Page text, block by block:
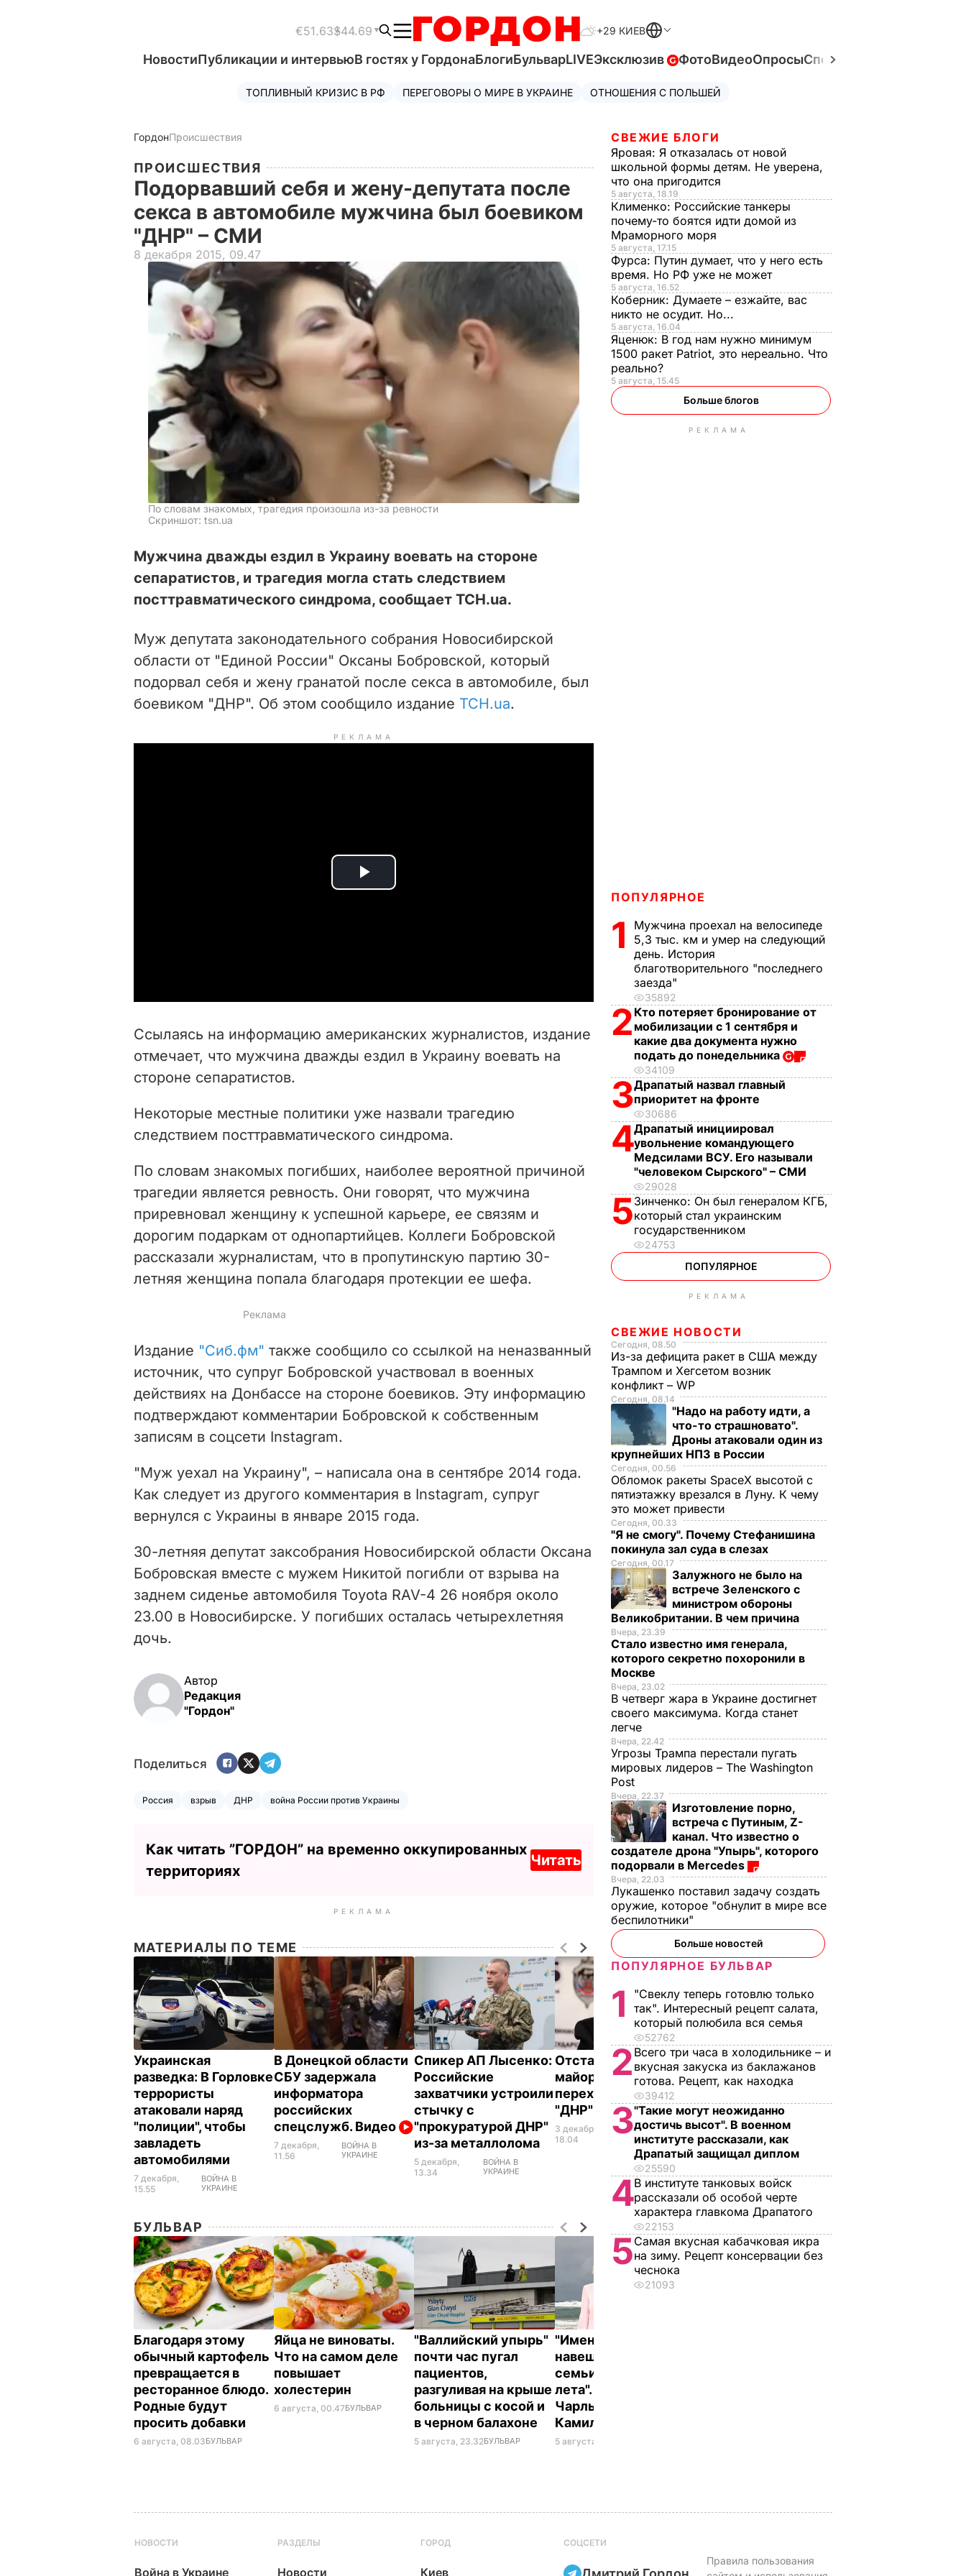
€51.63$44.69 +29 КИЕВ
НовостиПубликации и интервьюВ гостях у ГордонаБлогиБульварLIVEЭксклюзив ФотоВидеоОпросыСпецпроекты
ТОПЛИВНЫЙ КРИЗИС В РФ ПЕРЕГОВОРЫ О МИРЕ В УКРАИНЕ ОТНОШЕНИЯ С ПОЛЬШЕЙ
ГордонПроисшествия
ПРОИСШЕСТВИЯ
Подорвавший себя и жену-депутата после
секса в автомобиле мужчина был боевиком
"ДНР" – СМИ
8 декабря 2015, 09.47
По словам знакомых, трагедия произошла из-за ревности
Скриншот: tsn.ua
Мужчина дважды ездил в Украину воевать на стороне
сепаратистов, и трагедия могла стать следствием
посттравматического синдрома, сообщает ТСН.ua.
Муж депутата законодательного собрания Новосибирской
области от "Единой России" Оксаны Бобровской, который
подорвал себя и жену гранатой после секса в автомобиле, был
боевиком "ДНР". Об этом сообщило издание ТСН.ua.
РЕКЛАМА
P
i
e
o
Ссылаясь на информацию американских журналистов, издание
отмечает, что мужчина дважды ездил в Украину воевать на
стороне сепаратистов.
Некоторые местные политики уже назвали трагедию
следствием посттравматического синдрома.
По словам знакомых погибших, наиболее вероятной причиной
трагедии является ревность. Они говорят, что мужчина
приревновал женщину к успешной карьере, ее связям и
дорогим подаркам от однопартийцев. Коллеги Бобровской
рассказали журналистам, что в пропутинскую партию 30-
летняя женщина попала благодаря протекции ее шефа.
Издание "Сиб.фм" также сообщило со ссылкой на неназванный
источник, что супруг Бобровской участвовал в военных
действиях на Донбассе на стороне боевиков. Эту информацию
подтверждают комментарии Бобровской к собственным
записям в соцсети Instagram.
"Муж уехал на Украину", – написала она в сентябре 2014 года.
Как следует из другого комментария в Instagram, супруг
вернулся с Украины в январе 2015 года.
30-летняя депутат заксобрания Новосибирской области Оксана
Бобровская вместе с мужем Никитой погибли от взрыва на
заднем сиденье автомобиля Toyota RAV-4 26 ноября около
23.00 в Новосибирске. У погибших осталась четырехлетняя
дочь.
Автор
Редакция
"Гордон"
Поделиться
Россия взрыв ДНР война России против Украины
Как читать ”ГОРДОН” на временно оккупированных
территориях
Читать
РЕКЛАМА
МАТЕРИАЛЫ ПО ТЕМЕ
Украинская
разведка: В Горловке
террористы
атаковали наряд
"полиции", чтобы
завладеть
автомобилями
7 декабря,
15.55
ВОЙНА В
УКРАИНЕ
В Донецкой области
СБУ задержала
информатора
российских
спецслужб. Видео
7 декабря,
11.56
ВОЙНА В
УКРАИНЕ
Спикер АП Лысенко:
Российские
захватчики устроили
стычку с
"прокуратурой ДНР"
из-за металлолома
5 декабря,
13.34
ВОЙНА В
УКРАИНЕ
Отставной генерал-
майор СБУ объявил о
переходе на сторону
"ДНР"
3 декабря,
18.04
ВОЙНА В
УКРАИНЕ
БУЛЬВАР
Благодаря этому
обычный картофель
превращается в
ресторанное блюдо.
Родные будут
просить добавки
6 августа, 08.03БУЛЬВАР
Яйца не виноваты.
Что на самом деле
повышает
холестерин
6 августа, 00.47БУЛЬВАР
"Валлийский упырь"
почти час пугал
пациентов,
разгуливая на крыше
больницы с косой и
в черном балахоне
5 августа, 23.32БУЛЬВАР
"Именно там его
навещают члены
семьи в течение
лета". Где отдыхают
Чарльз III и его жена
Камилла
5 августа, 20.22
СВЕЖИЕ БЛОГИ
Яровая: Я отказалась от новой
школьной формы детям. Не уверена,
что она пригодится
5 августа, 18.19
Клименко: Российские танкеры
почему-то боятся идти домой из
Мраморного моря
5 августа, 17.15
Фурса: Путин думает, что у него есть
время. Но РФ уже не может
5 августа, 16.52
Коберник: Думаете – езжайте, вас
никто не осудит. Но...
5 августа, 16.04
Яценюк: В год нам нужно минимум
1500 ракет Patriot, это нереально. Что
реально?
5 августа, 15.45
Больше блогов
РЕКЛАМА
ПОПУЛЯРНОЕ
1
Мужчина проехал на велосипеде
5,3 тыс. км и умер на следующий
день. История
благотворительного "последнего
заезда"
35892
2 Кто потеряет бронирование от
мобилизации с 1 сентября и
какие два документа нужно
подать до понедельника
34109
3Драпатый назвал главный
приоритет на фронте
30686
4Драпатый инициировал
увольнение командующего
Медсилами ВСУ. Его называли
"человеком Сырского" – СМИ
29028
5Зинченко: Он был генералом КГБ,
который стал украинским
государственником
24753
ПОПУЛЯРНОЕ
РЕКЛАМА
СВЕЖИЕ НОВОСТИ
Сегодня, 08.50
Из-за дефицита ракет в США между
Трампом и Хегсетом возник
конфликт – WP
Сегодня, 08.14
"Надо на работу идти, а
что-то страшновато".
Дроны атаковали один из
крупнейших НПЗ в России
Сегодня, 00.56
Обломок ракеты SpaceX высотой с
пятиэтажку врезался в Луну. К чему
это может привести
Сегодня, 00.33
"Я не смогу". Почему Стефанишина
покинула зал суда в слезах
Сегодня, 00.17
Залужного не было на
встрече Зеленского с
министром обороны
Великобритании. В чем причина
Вчера, 23.39
Стало известно имя генерала,
которого секретно похоронили в
Москве
Вчера, 23.02
В четверг жара в Украине достигнет
своего максимума. Когда станет
легче
Вчера, 22.42
Угрозы Трампа перестали пугать
мировых лидеров – The Washington
Post
Вчера, 22.37
Изготовление порно,
встреча с Путиным, Z-
канал. Что известно о
создателе дрона "Упырь", которого
подорвали в Mercedes
Вчера, 22.03
Лукашенко поставил задачу создать
оружие, которое "обнулит в мире все
беспилотники"
Больше новостей
ПОПУЛЯРНОЕ БУЛЬВАР
1
"Свеклу теперь готовлю только
так". Интересный рецепт салата,
который полюбила вся семья
52762
2 Всего три часа в холодильнике – и
вкусная закуска из баклажанов
готова. Рецепт, как находка
39412
3"Такие могут неожиданно
достичь высот". В военном
институте рассказали, как
Драпатый защищал диплом
25590
4В институте танковых войск
рассказали об особой черте
характера главкома Драпатого
22153
5Самая вкусная кабачковая икра
на зиму. Рецепт консервации без
чеснока
21093
НОВОСТИ
Война в Украине
РАЗДЕЛЫ
Новости
ГОРОД
Киев
СОЦСЕТИ
Правила пользования